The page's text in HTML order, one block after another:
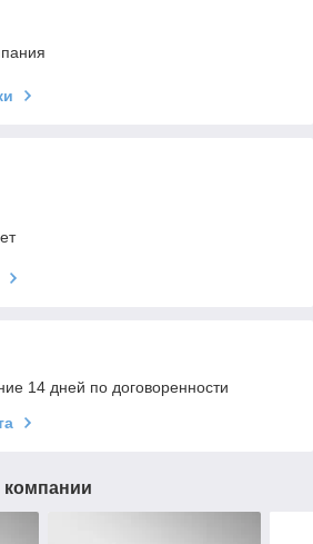
14 дней по договоренности